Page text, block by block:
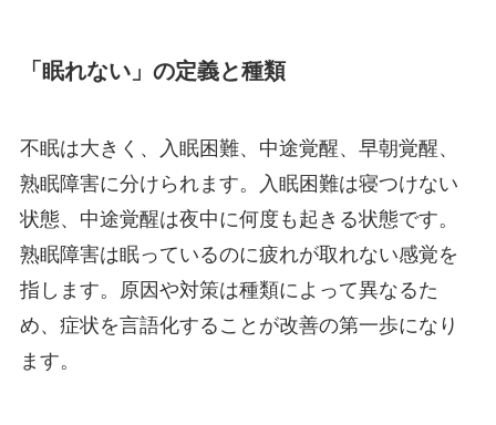
「眠れない」の定義と種類
不眠は大きく、入眠困難、中途覚醒、早朝覚醒、
熟眠障害に分けられます。入眠困難は寝つけない
状態、中途覚醒は夜中に何度も起きる状態です。
熟眠障害は眠っているのに疲れが取れない感覚を
指します。原因や対策は種類によって異なるた
め、症状を言語化することが改善の第一歩になり
ます。